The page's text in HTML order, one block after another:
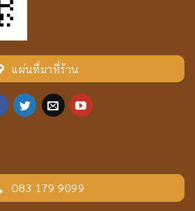
แผ่นที่มาที่ร้าน
O83 179 9099